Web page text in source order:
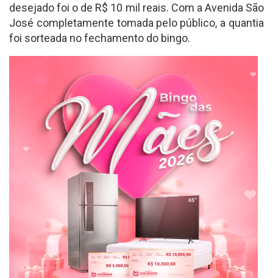
desejado foi o de R$ 10 mil reais. Com a Avenida São
José completamente tomada pelo público, a quantia
foi sorteada no fechamento do bingo.